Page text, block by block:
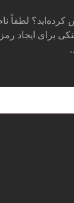
لطفاً
برای ایجاد